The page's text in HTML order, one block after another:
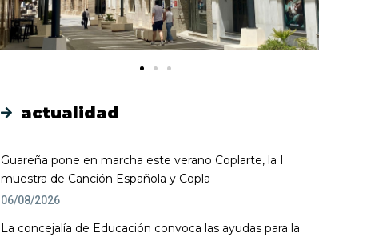
actualidad
Guareña pone en marcha este verano Coplarte, la I
muestra de Canción Española y Copla
06/08/2026
La concejalía de Educación convoca las ayudas para la